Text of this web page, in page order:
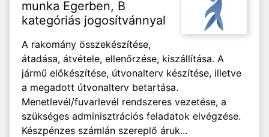
munka Egerben, B
kategóriás jogosítvánnyal
A rakomány összekészítése,
átadása, átvétele, ellenőrzése, kiszállítása. A
jármű előkészítése, útvonalterv készítése, illetve
a megadott útvonalterv betartása.
Menetlevél/fuvarlevél rendszeres vezetése, a
szükséges adminisztrációs feladatok elvégzése.
Készpénzes számlán szereplő áruk...